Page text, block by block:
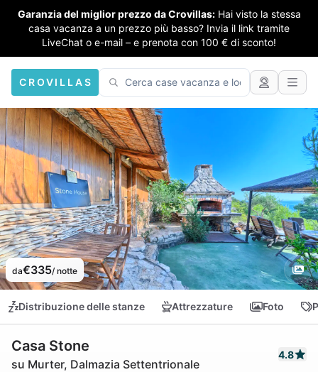
Garanzia del miglior prezzo da Crovillas: Hai visto la stessa
casa vacanza a un prezzo più basso? Invia il link tramite
LiveChat o e-mail – e prenota con 100 € di sconto!
CROVILLAS
da€335/ notte
Distribuzione delle stanze Attrezzature Foto
Casa Stone
su Murter, Dalmazia Settentrionale
4.8